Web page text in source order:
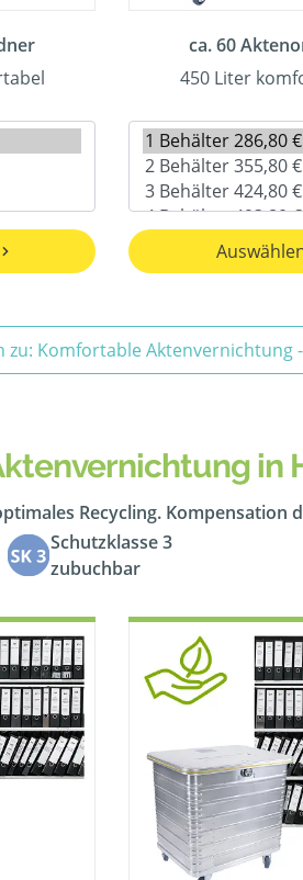
ca. 60
450 Liter
Komfortable Aktenvernichtung
in
Recycling.
Schutzklasse 3
zubuchbar